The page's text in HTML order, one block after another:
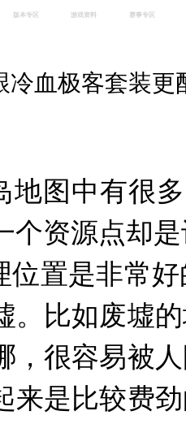
版本专区 游戏资料 赛事专区
体验服 视频中心 授权赛 腾
冷血极客套装更
地图中有很
个资源点却是
位置是非常
。比如废墟
，很容易被
来是比较费